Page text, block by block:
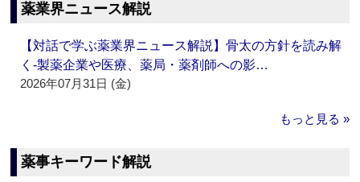
薬業界ニュース解説
【対話で学ぶ薬業界ニュース解説】骨太の方針を読み解
く‐製薬企業や医療、薬局・薬剤師への影…
2026年07月31日 (金)
もっと見る »
薬事キーワード解説